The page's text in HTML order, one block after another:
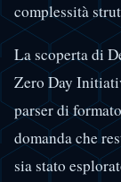
complessità
La scoperta di
Zero Day
parser di
domanda che
sia stato